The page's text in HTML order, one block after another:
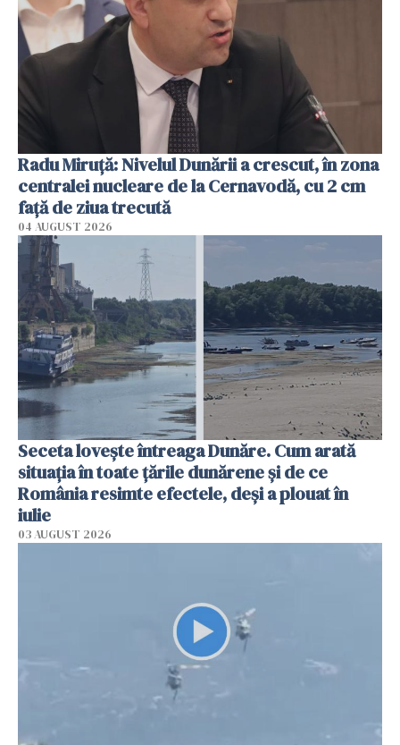
Radu Miruţă: Nivelul Dunării a crescut, în zona
centralei nucleare de la Cernavodă, cu 2 cm
faţă de ziua trecută
04 AUGUST 2026
Seceta lovește întreaga Dunăre. Cum arată
situația în toate țările dunărene și de ce
România resimte efectele, deși a plouat în
iulie
03 AUGUST 2026